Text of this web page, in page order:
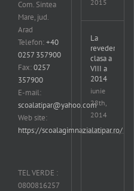
Com. Sintea
Mare, jud.
Arad
Telefon:+40
0257 357900
Fax:0257
357900
E-mail:
scoalatipar@yahoo.com
Web site:
https://scoalagimnazialatipar.ro/
TEL VERDE :
0800816257
2015
La
revedere
clasa a
VIII a
2014
iunie
28th,
2014